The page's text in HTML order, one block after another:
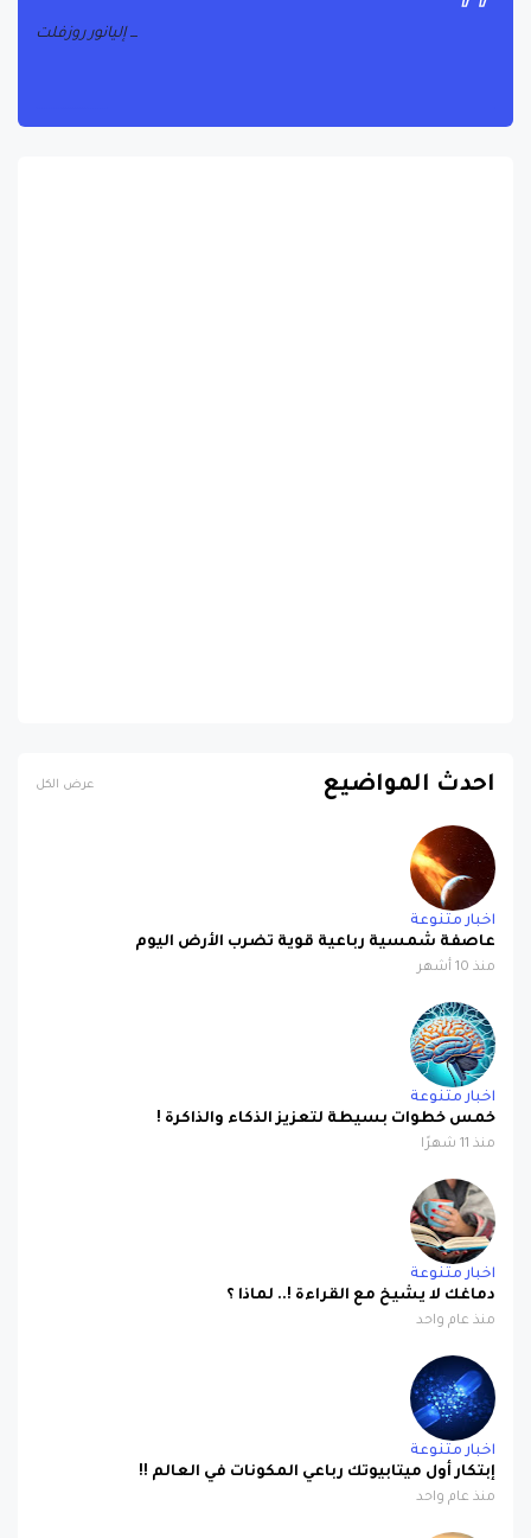
إليانور روزفلت
احدث المواضيع عرض الكل
اخبار متنوعة
عاصفة شمسية رباعية قوية تضرب الأرض اليوم
منذ 10 أشهر
اخبار متنوعة
خمس خطوات بسيطة لتعزيز الذكاء والذاكرة !
منذ 11 شهرًا
اخبار متنوعة
دماغك لا يشيخ مع القراءة !.. لماذا ؟
منذ عام واحد
اخبار متنوعة
إبتكار أول ميتابيوتك رباعي المكونات في العالم !!
منذ عام واحد